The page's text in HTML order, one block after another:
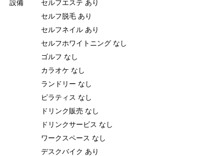
セルフ脱毛 あり
セルフネイル あり
セルフホワイトニング なし
ゴルフ なし
カラオケ なし
ランドリー なし
ピラティス なし
ドリンク販売 なし
ドリンクサービス なし
ワークスペース なし
デスクバイク あり